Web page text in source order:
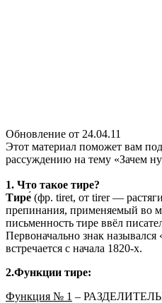
Обновление от 24.04.11
Этот материал поможет вам
рассуждению на тему «Зачем
1. Что такое тире?
Тире (фр. tiret, от tirer —
препинания, применяемый во
письменность тире ввёл
Первоначально знак назывался
встречается с начала 1820-х.
2.Функции тире:
Функция № 1 –